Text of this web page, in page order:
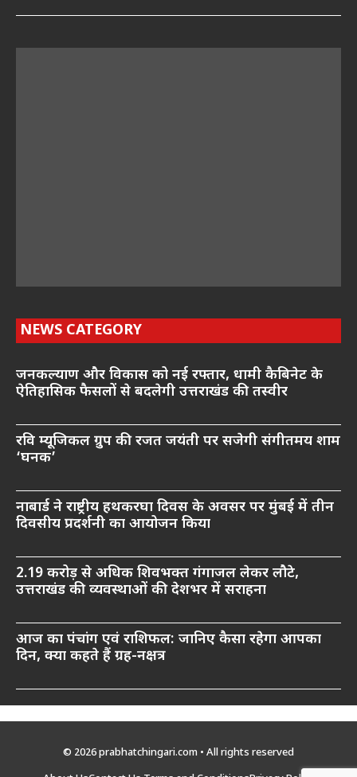
NEWS CATEGORY
जनकल्याण और विकास को नई रफ्तार, धामी कैबिनेट के
ऐतिहासिक फैसलों से बदलेगी उत्तराखंड की तस्वीर
रवि म्यूजिकल ग्रुप की रजत जयंती पर सजेगी संगीतमय शाम
‘घनक’
नाबार्ड ने राष्ट्रीय हथकरघा दिवस के अवसर पर मुंबई में तीन
दिवसीय प्रदर्शनी का आयोजन किया
2.19 करोड़ से अधिक शिवभक्त गंगाजल लेकर लौटे,
उत्तराखंड की व्यवस्थाओं की देशभर में सराहना
आज का पंचांग एवं राशिफल: जानिए कैसा रहेगा आपका
दिन, क्या कहते हैं ग्रह-नक्षत्र
© 2026 prabhatchingari.com • All rights reserved